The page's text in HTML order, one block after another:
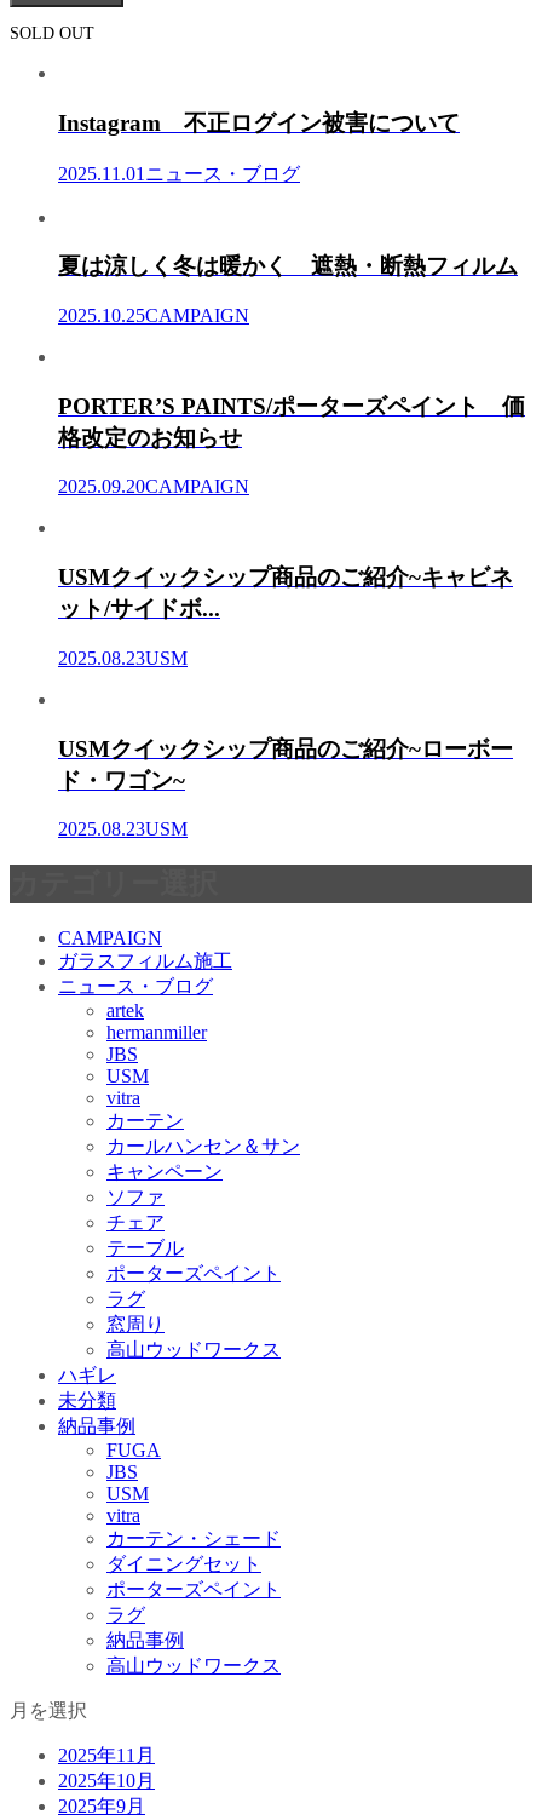
SOLD OUT
Instagram 不正ログイン被害について
2025.11.01 ニュース・ブログ
夏は涼しく冬は暖かく 遮熱・断熱フィルム
2025.10.25CAMPAIGN
PORTER’S PAINTS/ポーターズペイント 価
格改定のお知らせ
2025.09.20CAMPAIGN
USMクイックシップ商品のご紹介~キャビネ
ット/サイドボ...
2025.08.23USM
USMクイックシップ商品のご紹介~ローボー
ド・ワゴン~
2025.08.23USM
CAMPAIGN
ガラスフィルム施工
ニュース・ブログ
artek
hermanmiller
JBS
USM
vitra
カーテン
カールハンセン＆サン
キャンペーン
ソファ
チェア
テーブル
ポーターズペイント
ラグ
窓周り
高山ウッドワークス
ハギレ
未分類
納品事例
FUGA
JBS
USM
vitra
カーテン・シェード
ダイニングセット
ポーターズペイント
ラグ
納品事例
高山ウッドワークス
月を選択
2025年11月
2025年10月
2025年9月